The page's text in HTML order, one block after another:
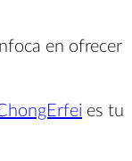
en ofrecer
es tu